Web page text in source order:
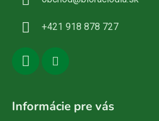
+421 918 878 727
Informácie pre vás